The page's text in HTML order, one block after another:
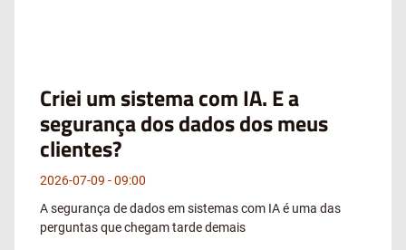
Criei um sistema com IA. E a
segurança dos dados dos meus
clientes?
2026-07-09
09:00
A segurança de dados em sistemas com IA é uma das
perguntas que chegam tarde demais